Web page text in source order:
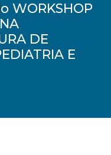
WORKSHOP
DE
E